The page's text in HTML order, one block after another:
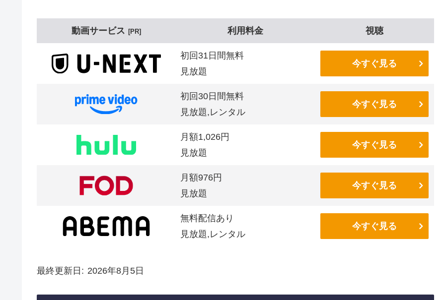
動画サービス PR 利用料金 視聴
初回31日間無料
見放題
今すぐ見る
初回30日間無料
見放題,レンタル
今すぐ見る
月額1,026円
見放題
今すぐ見る
月額976円
見放題
今すぐ見る
無料配信あり
見放題,レンタル
今すぐ見る
最終更新日 2026年8月5日